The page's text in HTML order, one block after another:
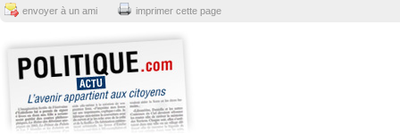
envoyer à un ami imprimer cette page